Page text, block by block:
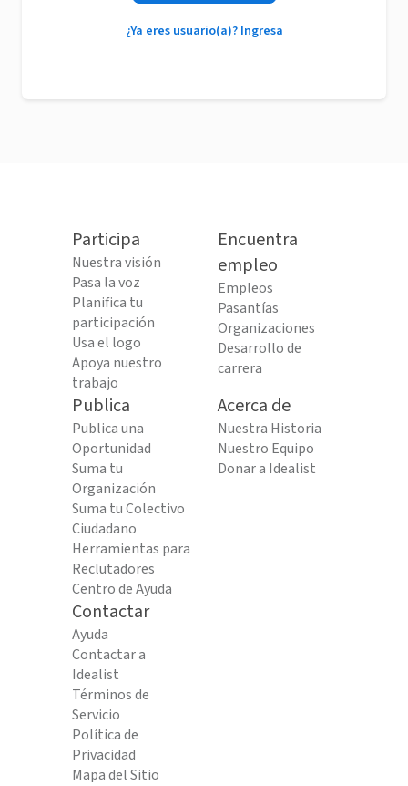
¿Ya eres usuario(a)? Ingresa
Participa
Nuestra visión
Pasa la voz
Planifica tu
participación
Usa el logo
Apoya nuestro
trabajo
Encuentra
empleo
Empleos
Pasantías
Organizaciones
Desarrollo de
carrera
Publica
Publica una
Oportunidad
Suma tu
Organización
Suma tu Colectivo
Ciudadano
Herramientas para
Reclutadores
Centro de Ayuda
Acerca de
Nuestra Historia
Nuestro Equipo
Donar a Idealist
Contactar
Ayuda
Contactar a
Idealist
Términos de
Servicio
Política de
Privacidad
Mapa del Sitio